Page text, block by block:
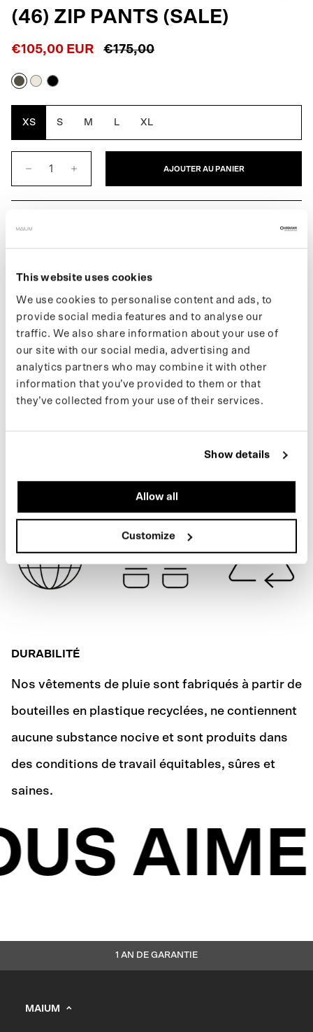
This website uses cookies
We use cookies to personalise content and ads, to
provide social media features and to analyse our
traffic. We also share information about your use of
our site with our social media, advertising and
analytics partners who may combine it with other
information that you’ve provided to them or that
they’ve collected from your use of their services.
Show details
Allow all
Customize
ARMY GREEN
(46) ZIP PANTS (SALE)
€105,00 EUR €175,00
Vert BlancNoir
XS S M L XL
AJOUTER AU PANIER
poches pratiques à fermeture éclair. Le soleil va-t-il briller ? Alors
transformez facilement votre pantalon de pluie en short.
Vous trouverez plus d'informations sur nos produits sur notre
page d'assistance. Si vous souhaitez rester informé des nouveaux
drops et des dernières actualités, suivez-nous sur Instagram
inscrivez-vous à notre newsletter.
DURABILITÉ
Nos vêtements de pluie sont fabriqués à partir de
bouteilles en plastique recyclées, ne contiennent
aucune substance nocive et sont produits dans
des conditions de travail équitables, sûres et
saines.
1 AN DE GARANTIE
MAIUM